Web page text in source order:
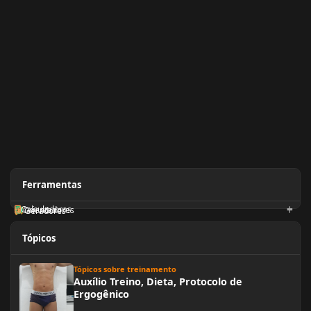
Ferramentas
Geradores
Orientadores
Calculadoras
Tópicos
Tópicos sobre treinamento
Auxílio Treino, Dieta, Protocolo de
Ergogênico